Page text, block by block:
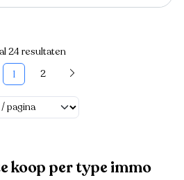
24 resultaten
1
2
koop per type immo